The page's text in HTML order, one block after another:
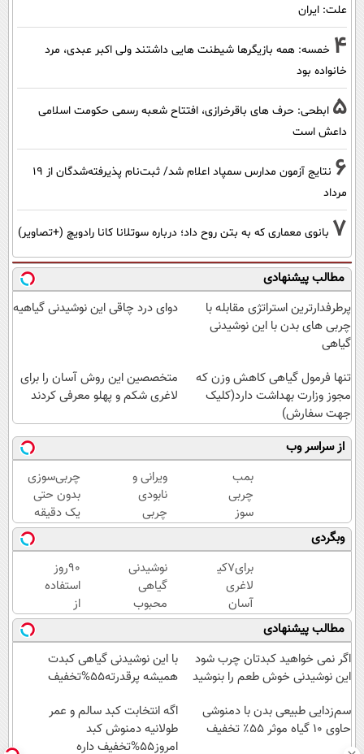
علت: ایران
4 خمسه: همه بازیگرها شیطنت هایی داشتند ولی اکبر عبدی، مرد
خانواده بود
5 ابطحی: حرف های باقرخرازی، افتتاح شعبه رسمی حکومت اسلامی
داعش است
6
نتایج آزمون مدارس سمپاد اعلام شد/ ثبت‌نام پذیرفته‌شدگان از ۱۹
مرداد
7 بانوی معماری که به بتن روح داد؛ درباره سوتلانا کانا رادویچ (+تصاویر)
مطالب پیشنهادی
پرطرفدارترین استراتژی مقابله با
چربی های بدن با این نوشیدنی
گیاهی
دوای درد چاقی این نوشیدنی گیاهیه
تنها فرمول گیاهی کاهش وزن که
مجوز وزارت بهداشت دارد(کلیک
جهت سفارش)
متخصصین این روش آسان را برای
لاغری شکم و پهلو معرفی کردند
از سراسر وب
بمب
چربی
سوز
گیاهی!
با این
چربی
سوز به
سرعرت
نور لاغر
شو با
مجوز
بهداشت
ویرانی و
نابودی
چربی
های
شکم و
پهلو با
این
نوشیدنی
گیاهی
چربی‌سوزی
بدون حتی
یک دقیقه
ورزش!
وبگردی
برای7کیلو
لاغری
آسان
در ماه
همین
حالا
اقدام
سفارش
با
نوشیدنی
گیاهی
محبوب
برای
افراد
دارای
اضافه
60%تخفیف
90روز
استفاده
از
چربیسوز
گیاهی
👋🏻
خدافظی
با چاقی!
تخفیف
مطالب پیشنهادی
اگر نمی خواهید کبدتان چرب شود
این نوشیدنی خوش طعم را بنوشید
با این نوشیدنی گیاهی کبدت
همیشه پرقدرته55%تخفیف
سم‌زدایی طبیعی بدن با دمنوشی
حاوی 10 گیاه موثر ۵۵٪ تخفیف
اگه انتخابت کبد سالم و عمر
طولانیه دمنوش کبد
امروز55%تخفیف داره